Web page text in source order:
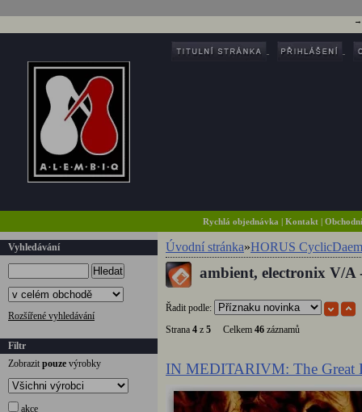
Rychlá objednávka |Kontakt |
Vyhledávání
Hledat
Rozšířené vyhledávání
Filtr
Zobrazit pouze výrobky
akce
Úvodní stránka»HORUS
ambient, electronix V/A
Řadit podle:
Strana 4 z 5 Celkem 46 záznamů
IN MEDITARIVM: The Great